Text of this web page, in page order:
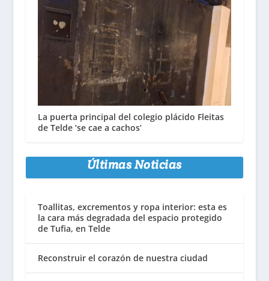
La puerta principal del colegio plácido Fleitas
de Telde ‘se cae a cachos’
Últimas Noticias
Toallitas, excrementos y ropa interior: esta es
la cara más degradada del espacio protegido
de Tufia, en Telde
Reconstruir el corazón de nuestra ciudad